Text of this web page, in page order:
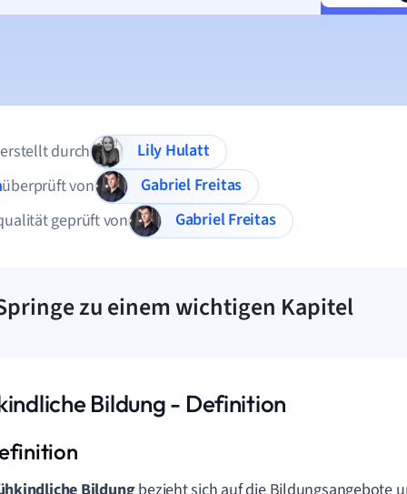
durch
Lily Hulatt
überprüft von
Gabriel Freitas
geprüft von
Gabriel Freitas
zu einem wichtigen Kapitel
Bildung - Definition